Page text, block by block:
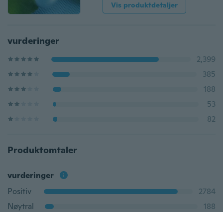
Vis produktdetaljer
vurderinger
2,399
385
188
53
82
Produktomtaler
vurderinger
Positiv
2784
Nøytral
188